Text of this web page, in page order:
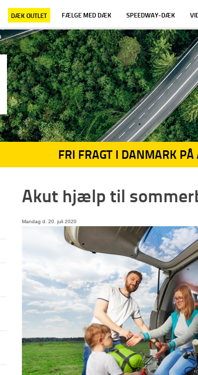
DÆK OUTLET FÆLGE MED DÆK SPEEDWAY-DÆK
FRI FRAGT I DANMARK PÅ
Akut hjælp til
Mandag d. 20. juli 2020